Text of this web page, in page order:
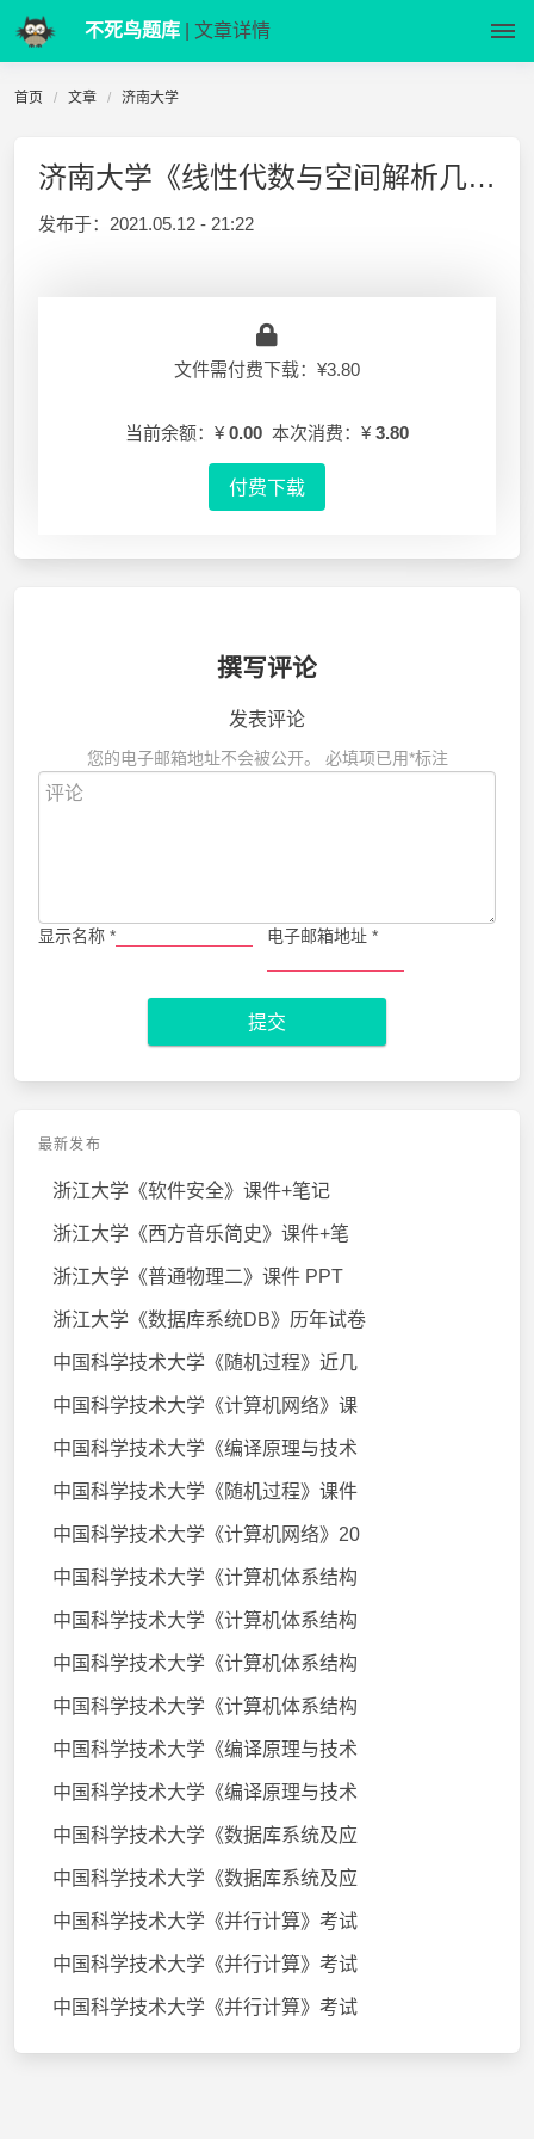
不死鸟题库 | 文章详情
首页 文章 济南大学
济南大学《线性代数与空间解析几何》2011-2012-1 试题A
发布于： 2021.05.12 - 21:22
文件需付费下载：¥3.80
当前余额：¥ 0.00 本次消费：¥ 3.80
付费下载
撰写评论
发表评论
您的电子邮箱地址不会被公开。 必填项已用*标注
显示名称 * 电子邮箱地址 *
提交
最新发布
浙江大学《软件安全》课件+笔记
浙江大学《西方音乐简史》课件+笔
浙江大学《普通物理二》课件 PPT
浙江大学《数据库系统DB》历年试卷
中国科学技术大学《随机过程》近几
中国科学技术大学《计算机网络》课
中国科学技术大学《编译原理与技术
中国科学技术大学《随机过程》课件
中国科学技术大学《计算机网络》20
中国科学技术大学《计算机体系结构
中国科学技术大学《计算机体系结构
中国科学技术大学《计算机体系结构
中国科学技术大学《计算机体系结构
中国科学技术大学《编译原理与技术
中国科学技术大学《编译原理与技术
中国科学技术大学《数据库系统及应
中国科学技术大学《数据库系统及应
中国科学技术大学《并行计算》考试
中国科学技术大学《并行计算》考试
中国科学技术大学《并行计算》考试